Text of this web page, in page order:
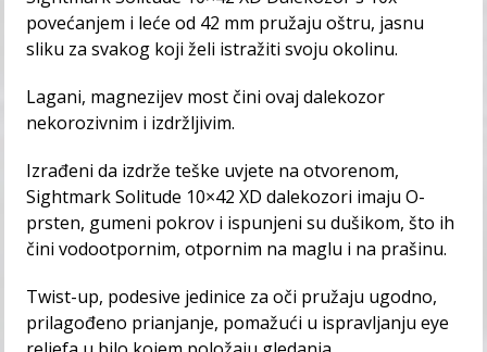
povećanjem i leće od 42 mm pružaju oštru, jasnu
sliku za svakog koji želi istražiti svoju okolinu.
Lagani, magnezijev most čini ovaj dalekozor
nekorozivnim i izdržljivim.
Izrađeni da izdrže teške uvjete na otvorenom,
Sightmark Solitude 10×42 XD dalekozori imaju O-
prsten, gumeni pokrov i ispunjeni su dušikom, što ih
čini vodootpornim, otpornim na maglu i na prašinu.
Twist-up, podesive jedinice za oči pružaju ugodno,
prilagođeno prianjanje, pomažući u ispravljanju eye